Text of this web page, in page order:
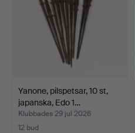
Yanone, pilspetsar, 10 st,
japanska, Edo 1…
Klubbades 29 jul 2026
12 bud